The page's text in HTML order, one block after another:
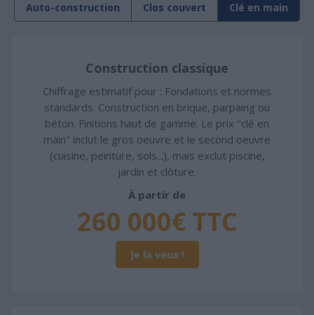
Auto-construction Clos couvert Clé en main
Construction classique
Chiffrage estimatif pour : Fondations et normes
standards. Construction en brique, parpaing ou
béton. Finitions haut de gamme. Le prix "clé en
main" inclut le gros oeuvre et le second oeuvre
(cuisine, peinture, sols...), mais exclut piscine,
jardin et clôture.
À partir de
260 000€ TTC
Je la veux !